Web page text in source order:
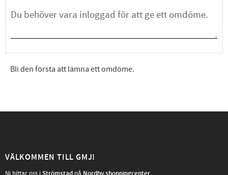
Bli den första att lämna ett omdöme.
VÄLKOMMEN TILL GMJ!